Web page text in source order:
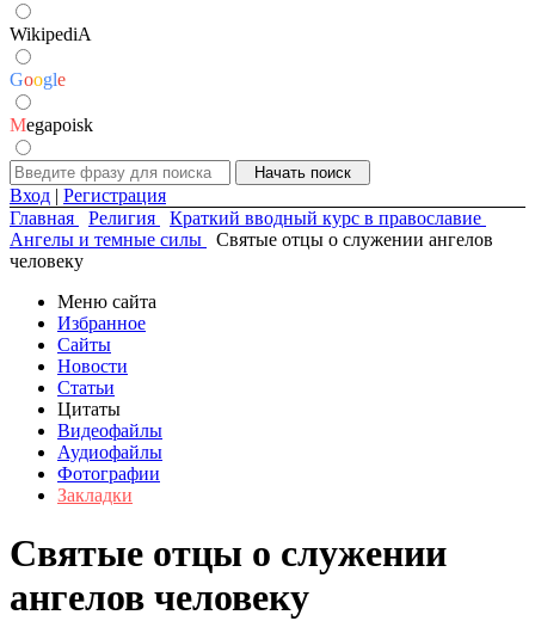
WikipediA
Google
Megapoisk
Вход | Регистрация
Главная
Религия
Краткий вводный курс в православие
Ангелы и темные силы
Святые отцы о служении ангелов
человеку
Меню сайта
Избранное
Сайты
Новости
Статьи
Цитаты
Видеофайлы
Аудиофайлы
Фотографии
Закладки
Святые отцы о служении
ангелов человеку